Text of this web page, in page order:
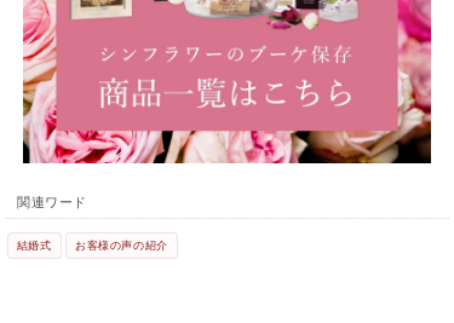
関連ワード
結婚式 お客様の声の紹介